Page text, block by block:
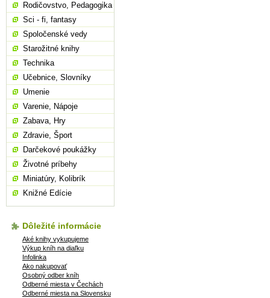
Rodičovstvo, Pedagogika
Sci - fi, fantasy
Spoločenské vedy
Starožitné knihy
Technika
Učebnice, Slovníky
Umenie
Varenie, Nápoje
Zabava, Hry
Zdravie, Šport
Darčekové poukážky
Životné príbehy
Miniatúry, Kolibrík
Knižné Edície
Dôležité informácie
Aké knihy vykupujeme
Výkup kníh na diaľku
Infolinka
Ako nakupovať
Osobný odber kníh
Odberné miesta v Čechách
Odberné miesta na Slovensku